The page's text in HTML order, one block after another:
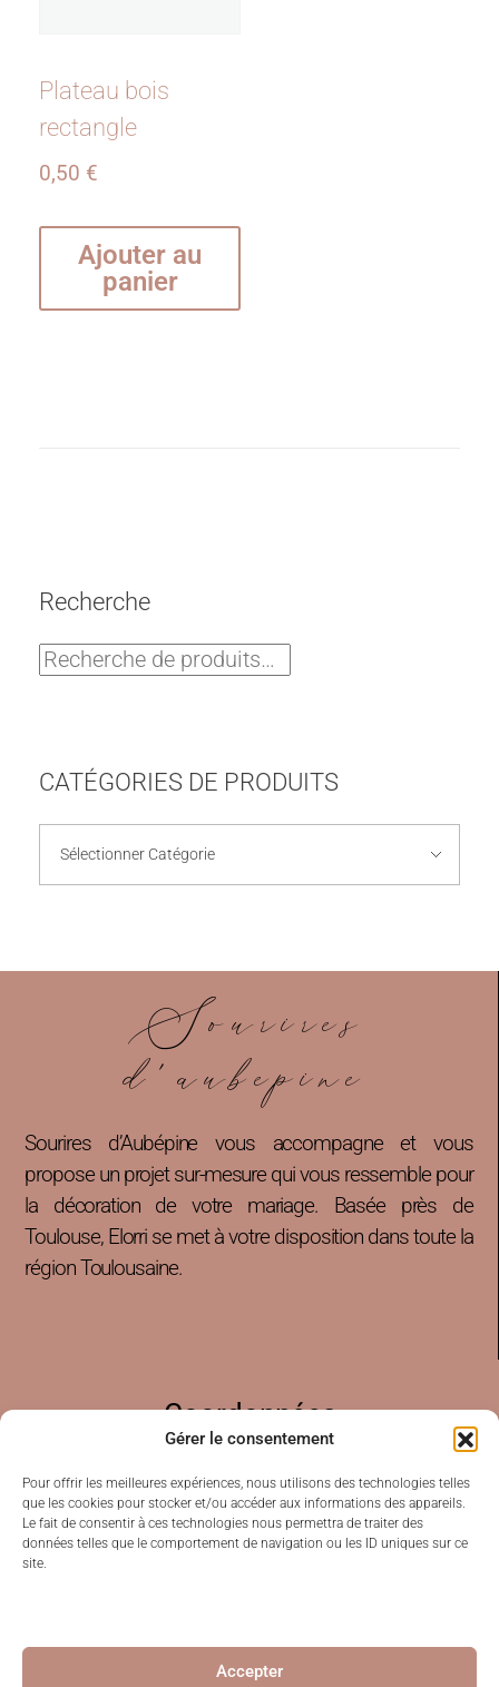
Gérer le consentement
Pour offrir les meilleures expériences, nous utilisons des technologies telles
que les cookies pour stocker et/ou accéder aux informations des appareils.
Le fait de consentir à ces technologies nous permettra de traiter des
données telles que le comportement de navigation ou les ID uniques sur ce
site.
Accepter
Plateau bois
rectangle
0,50 €
Ajouter au
panier
Recherche
CATÉGORIES DE PRODUITS
Sourires
d'aubepine
Sourires d’Aubépine vous accompagne et vous
propose un projet sur-mesure qui vous ressemble pour
la décoration de votre mariage. Basée près de
Toulouse, Elorri se met à votre disposition dans toute la
région Toulousaine.
Coordonnées
07 87 16 85 69
contact@souriresdaubepine.com